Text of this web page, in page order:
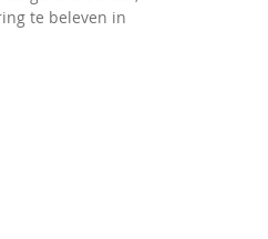
te beleven in